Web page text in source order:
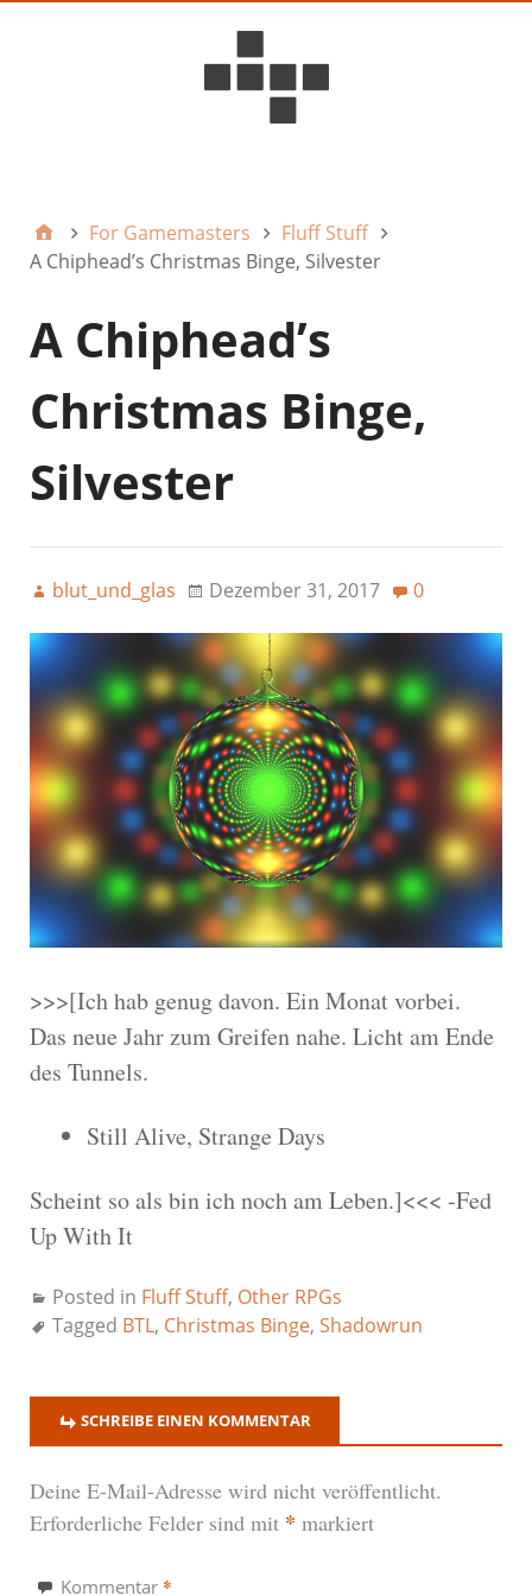
For Gamemasters
Fluff Stuff
A Chiphead’s Christmas Binge, Silvester
A Chiphead’s
Christmas Binge,
Silvester
blut_und_glas Dezember 31, 2017 0
>>>[Ich hab genug davon. Ein Monat vorbei.
Das neue Jahr zum Greifen nahe. Licht am Ende
des Tunnels.
Still Alive, Strange Days
Scheint so als bin ich noch am Leben.]<<< -Fed
Up With It
Posted in Fluff Stuff, Other RPGs
Tagged BTL, Christmas Binge, Shadowrun
SCHREIBE EINEN KOMMENTAR
Deine E-Mail-Adresse wird nicht veröffentlicht.
Erforderliche Felder sind mit * markiert
Kommentar *